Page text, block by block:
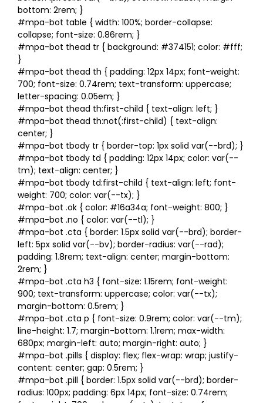
bottom: 2rem; }
#mpa-bot table { width: 100%; border-collapse:
collapse; font-size: 0.86rem; }
#mpa-bot thead tr { background: #374151; color: #fff;
}
#mpa-bot thead th { padding: 12px 14px; font-weight:
700; font-size: 0.74rem; text-transform: uppercase;
letter-spacing: 0.05em; }
#mpa-bot thead th:first-child { text-align: left; }
#mpa-bot thead th:not(:first-child) { text-align:
center; }
#mpa-bot tbody tr { border-top: 1px solid var(--brd); }
#mpa-bot tbody td { padding: 12px 14px; color: var(--
tm); text-align: center; }
#mpa-bot tbody td:first-child { text-align: left; font-
weight: 700; color: var(--tx); }
#mpa-bot .ok { color: #16a34a; font-weight: 800; }
#mpa-bot .no { color: var(--tl); }
#mpa-bot .cta { border: 1.5px solid var(--brd); border-
left: 5px solid var(--bv); border-radius: var(--rad);
padding: 1.8rem; text-align: center; margin-bottom:
2rem; }
#mpa-bot .cta h3 { font-size: 1.15rem; font-weight:
900; text-transform: uppercase; color: var(--tx);
margin-bottom: 0.5rem; }
#mpa-bot .cta p { font-size: 0.9rem; color: var(--tm);
line-height: 1.7; margin-bottom: 1.1rem; max-width:
680px; margin-left: auto; margin-right: auto; }
#mpa-bot .pills { display: flex; flex-wrap: wrap; justify-
content: center; gap: 0.5rem; }
#mpa-bot .pill { border: 1.5px solid var(--brd); border-
radius: 100px; padding: 6px 14px; font-size: 0.74rem;